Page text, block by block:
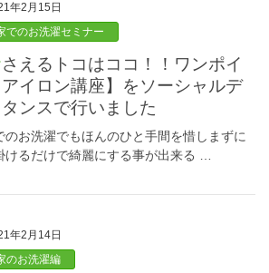
年2月15日
でのお洗濯セミナー
イロン講座】をソーシャルデ
タンスで行いました
のお洗濯でもほんのひと手間を惜しまずに
けるだけで綺麗にする事が出来る …
年2月14日
のお洗濯編